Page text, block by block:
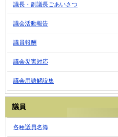
議長・副議長ごあいさつ
議会活動報告
議員報酬
議会災害対応
議会用語解説集
議員
各種議員名簿